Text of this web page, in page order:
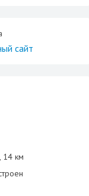
сайт
14 км